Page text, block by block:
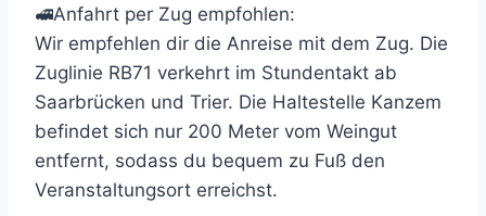
🚅Anfahrt per Zug empfohlen:
Wir empfehlen dir die Anreise mit dem Zug. Die
Zuglinie RB71 verkehrt im Stundentakt ab
Saarbrücken und Trier. Die Haltestelle Kanzem
befindet sich nur 200 Meter vom Weingut
entfernt, sodass du bequem zu Fuß den
Veranstaltungsort erreichst.